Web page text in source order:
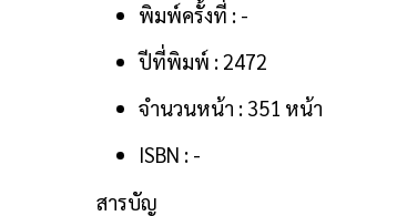
พิมพ์ครั้งที่ : -
ปีที่พิมพ์ : 2472
จำนวนหน้า : 351 หน้า
ISBN : -
สารบัญ